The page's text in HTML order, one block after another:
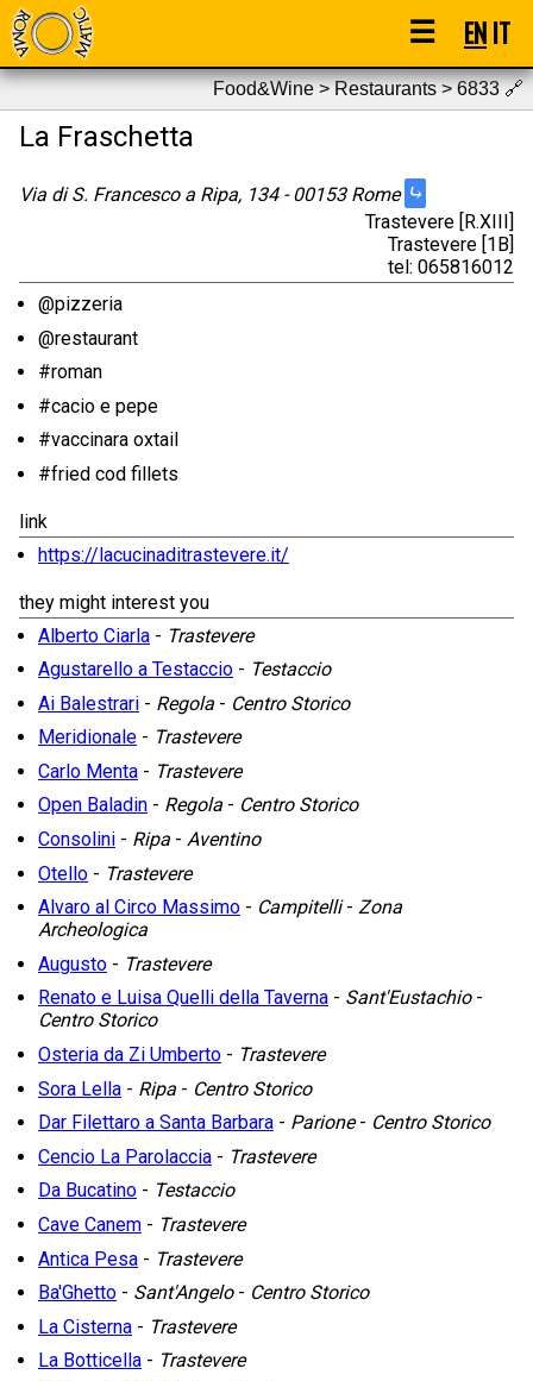
☰ ENIT
Food&Wine > Restaurants > 6833🔗
La Fraschetta
Via di S. Francesco a Ripa, 134 - 00153 Rome ⤷
Trastevere [R.XIII]
Trastevere [1B]
tel: 065816012
@pizzeria
@restaurant
#roman
#cacio e pepe
#vaccinara oxtail
#fried cod fillets
link
https://lacucinaditrastevere.it/
they might interest you
Alberto Ciarla - Trastevere
Agustarello a Testaccio - Testaccio
Ai Balestrari - Regola - Centro Storico
Meridionale - Trastevere
Carlo Menta - Trastevere
Open Baladin - Regola - Centro Storico
Consolini - Ripa - Aventino
Otello - Trastevere
Alvaro al Circo Massimo - Campitelli- Zona
Archeologica
Augusto - Trastevere
Renato e Luisa Quelli della Taverna - Sant'Eustachio-
Centro Storico
Osteria da Zi Umberto - Trastevere
Sora Lella - Ripa - Centro Storico
Dar Filettaro a Santa Barbara - Parione- Centro Storico
Cencio La Parolaccia - Trastevere
Da Bucatino - Testaccio
Cave Canem - Trastevere
Antica Pesa - Trastevere
Ba'Ghetto - Sant'Angelo- Centro Storico
La Cisterna - Trastevere
La Botticella - Trastevere